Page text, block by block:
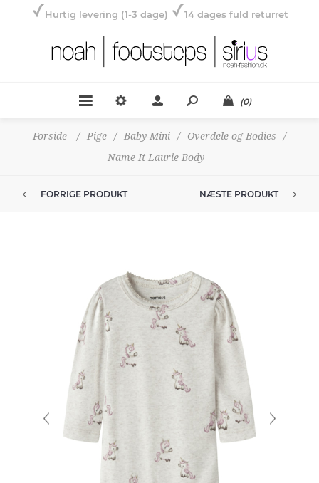
Hurtig levering (1-3 dage) 14 dages fuld returret
(0)
Forside / Pige / Baby-Mini / Overdele og Bodies
/
Name It Laurie Body
FORRIGE PRODUKT NÆSTE PRODUKT